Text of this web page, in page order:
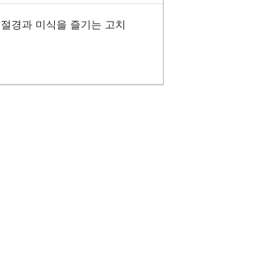
절경과 미식을 즐기는 고치